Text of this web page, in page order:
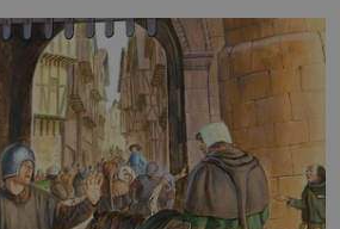
zemí a k tomu